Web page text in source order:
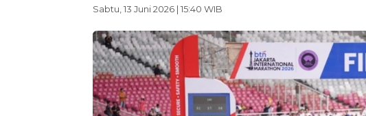
Sabtu, 13 Juni 2026 | 15:40 WIB